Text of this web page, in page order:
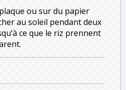
ou sur du papier
au soleil pendant deux
ce que le riz prennent